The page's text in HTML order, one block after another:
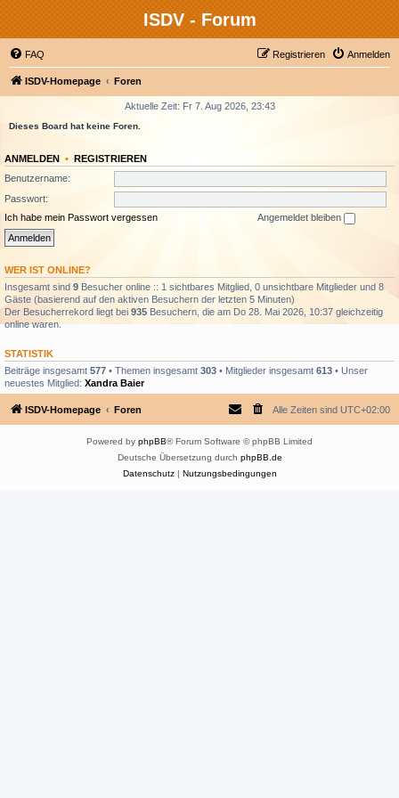
ISDV - Forum
FAQ Anmelden
Registrieren
ISDV-Homepage Foren
Aktuelle Zeit: Fr 7. Aug 2026, 23:43
Dieses Board hat keine Foren.
ANMELDEN • REGISTRIEREN
Benutzername:
Passwort:
Ich habe mein Passwort vergessen
Angemeldet bleiben
WER IST ONLINE?
Insgesamt sind 9 Besucher online :: 1 sichtbares Mitglied, 0 unsichtbare Mitglieder und 8
Gäste (basierend auf den aktiven Besuchern der letzten 5 Minuten)
Der Besucherrekord liegt bei 935 Besuchern, die am Do 28. Mai 2026, 10:37 gleichzeitig
online waren.
STATISTIK
Beiträge insgesamt 577 • Themen insgesamt 303 • Mitglieder insgesamt 613 • Unser
neuestes Mitglied: Xandra Baier
ISDV-Homepage Foren Alle Zeiten sind UTC+02:00
Powered by phpBB® Forum Software © phpBB Limited
Deutsche Übersetzung durch phpBB.de
Datenschutz| Nutzungsbedingungen